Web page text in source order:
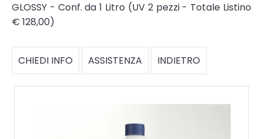
GLOSSY - Conf. da 1 Litro (UV 2 pezzi - Totale Listino
€ 128,00)
CHIEDI INFO ASSISTENZA INDIETRO